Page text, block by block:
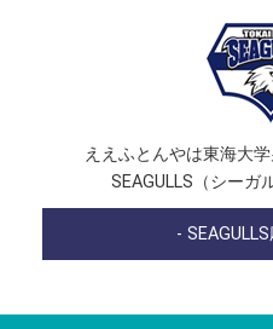
ええふとんやは東海大
SEAGULLS（シーガ
-